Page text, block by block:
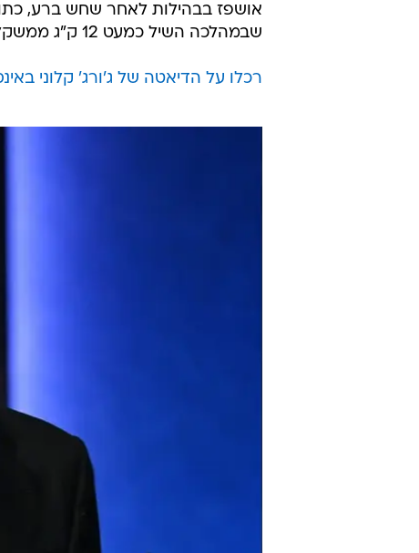
אושפז בבהילות לאחר שחש ברע,
שבמהלכה השיל כמעט 12 ק"ג ממשקל גופו. לא, זה לא היה בריא.
רכלו על הדיאטה של ג'ורג' קלוני